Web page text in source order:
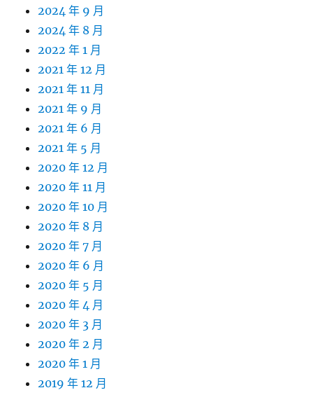
2024 年 9 月
2024 年 8 月
2022 年 1 月
2021 年 12 月
2021 年 11 月
2021 年 9 月
2021 年 6 月
2021 年 5 月
2020 年 12 月
2020 年 11 月
2020 年 10 月
2020 年 8 月
2020 年 7 月
2020 年 6 月
2020 年 5 月
2020 年 4 月
2020 年 3 月
2020 年 2 月
2020 年 1 月
2019 年 12 月